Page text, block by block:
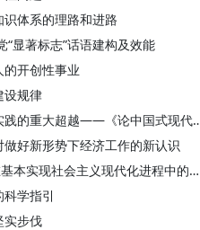
体系的理路和进路
显著标志”话语建构及效能
开创性事业
设规律
林建华：对西方式现代化理论
好新形势下经济工作的新认识
林建华：准确把握“十五五”时期在基本实现社会主义现代化进程中的重要地位
学指引
实步伐